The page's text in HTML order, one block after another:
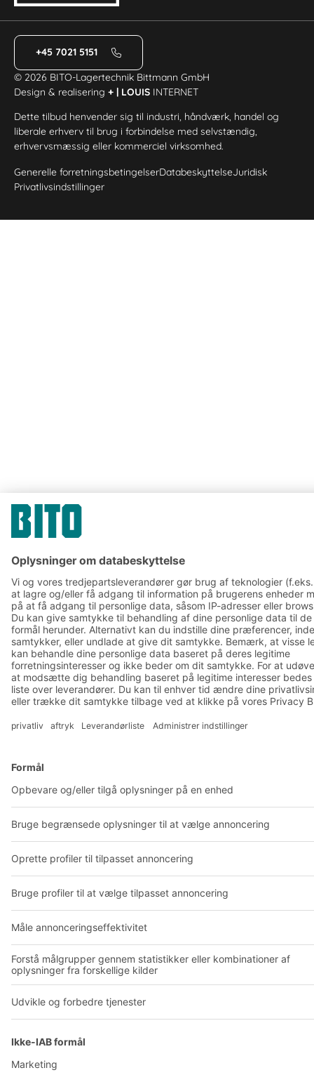
+45 7021 5151
© 2026 BITO-Lagertechnik Bittmann GmbH
Design & realisering+ | LOUIS INTERNET
Dette tilbud henvender sig til industri, håndværk, handel og
liberale erhverv til brug i forbindelse med selvstændig,
erhvervsmæssig eller kommerciel virksomhed.
Generelle forretningsbetingelserDatabeskyttelseJuridisk
Privatlivsindstillinger